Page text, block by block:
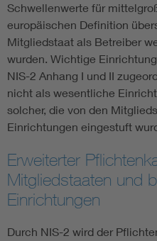
Schwellenwerte für
europäischen Definition
Mitgliedstaat als Betreiber
wurden. Wichtige
NIS-2 Anhang I und II
nicht als wesentliche
solcher, die von den
Einrichtungen eingestuft
Erweiterter
Mitgliedstaaten und
Einrichtungen
Durch NIS-2 wird der